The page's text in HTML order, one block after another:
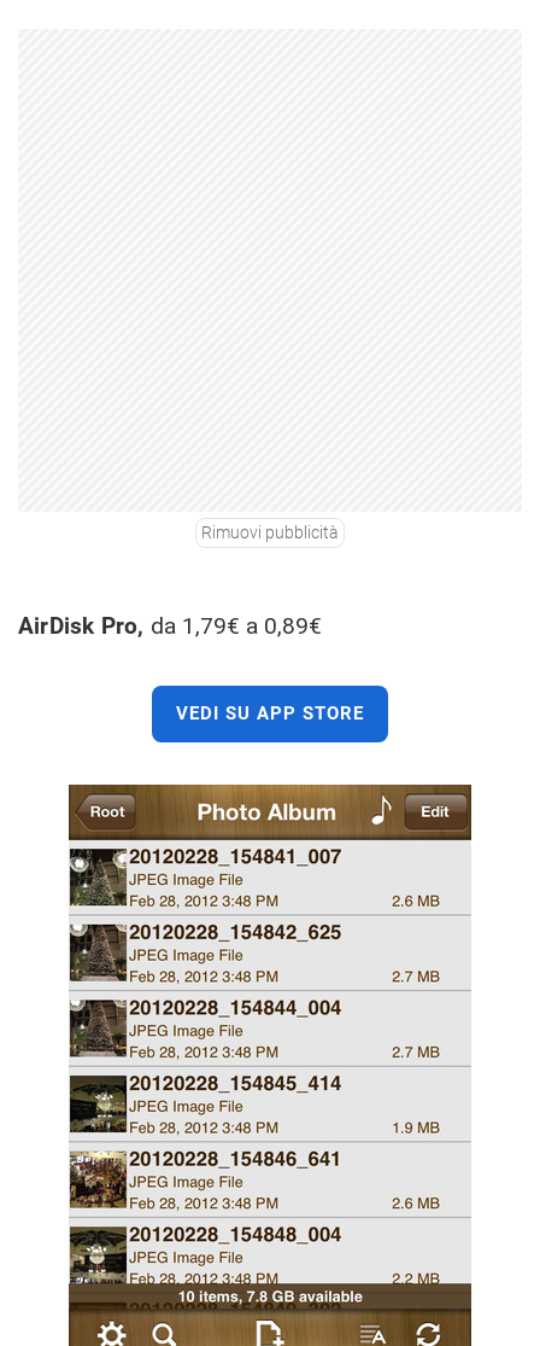
Rimuovi pubblicità
AirDisk Pro, da 1,79€ a 0,89€
VEDI SU APP STORE